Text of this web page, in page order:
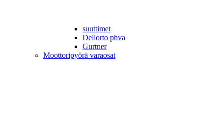
suuttimet
Dellorto phva
Gurtner
Moottoripyörä varaosat